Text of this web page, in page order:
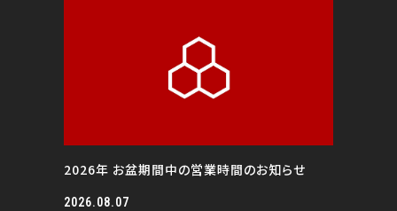
2026年 お盆期間中の営業時間のお知らせ
2026.08.07